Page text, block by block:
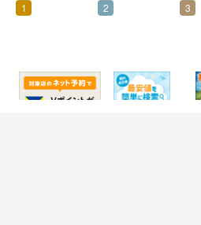
1
25マイル
2
915マイル
3